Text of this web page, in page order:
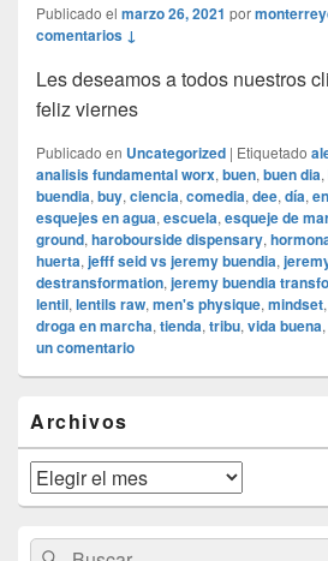
Publicado el marzo 26, 2021 por
comentarios ↓
Les deseamos a todos nuestros
feliz viernes
Publicado en Uncategorized | Etiquetado
analisis fundamental worx, buen, buen dia,
buendia, buy, ciencia, comedia, dee, día,
esquejes en agua, escuela, esqueje de
ground, harobourside dispensary,
huerta, jefff seid vs jeremy buendia,
destransformation, jeremy buendia
lentil, lentils raw, men's physique, mindset,
droga en marcha, tienda, tribu, vida buena,
un comentario
área
de
widget
barra
lateral
primaria
Archivos
Archivos
BuscarBuscar